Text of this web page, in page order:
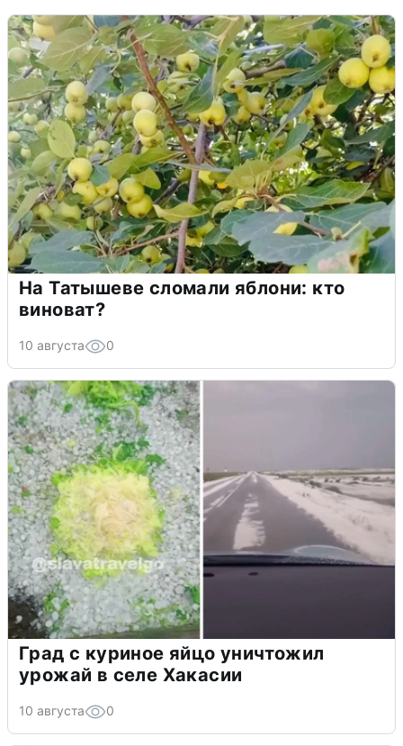
На Татышеве сломали яблони: кто
виноват?
10 августа 0
Град с куриное яйцо уничтожил
урожай в селе Хакасии
10 августа 0